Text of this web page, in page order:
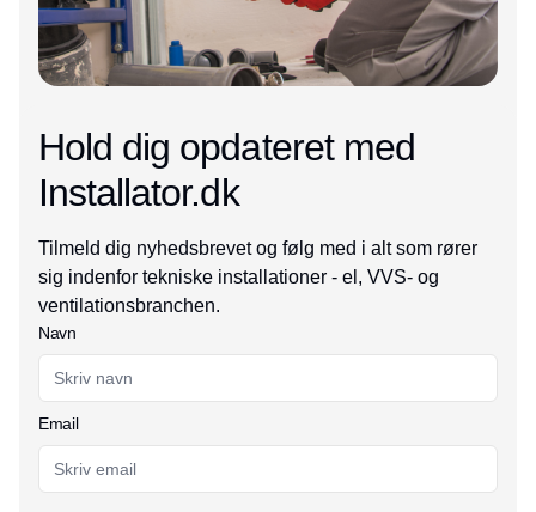
Hold dig opdateret med
Installator.dk
Tilmeld dig nyhedsbrevet og følg med i alt som rører
sig indenfor tekniske installationer - el, VVS- og
ventilationsbranchen.
Navn
Email